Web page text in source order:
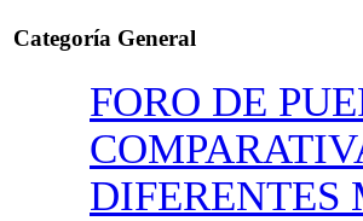
Categoría General
FORO DE
DIFERENTES